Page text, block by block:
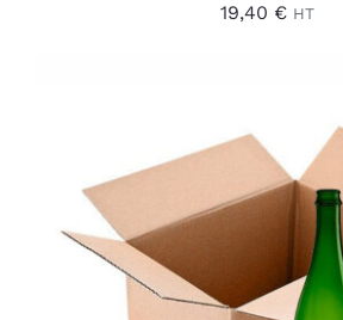
19,40 € HT
AJOUTER AU PANIER
DÉTAILS